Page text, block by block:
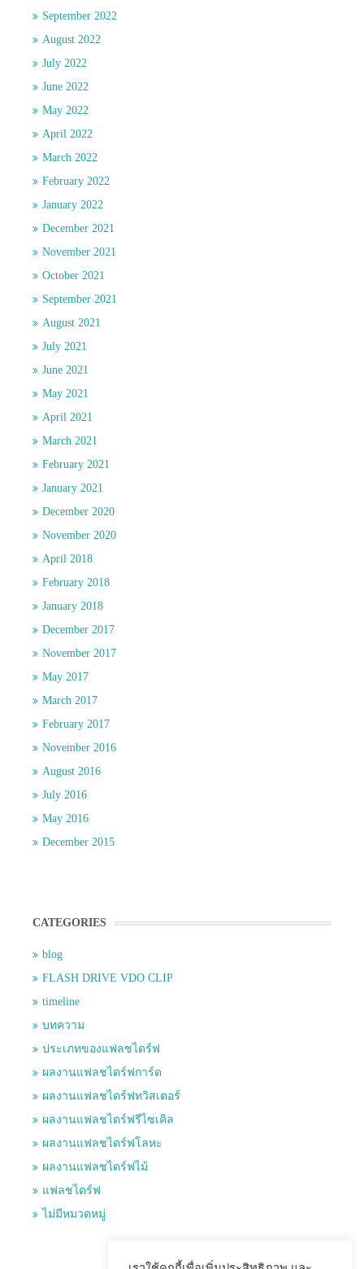
September 2022
August 2022
July 2022
June 2022
May 2022
April 2022
March 2022
February 2022
January 2022
December 2021
November 2021
October 2021
September 2021
August 2021
July 2021
June 2021
May 2021
April 2021
March 2021
February 2021
January 2021
December 2020
November 2020
April 2018
February 2018
January 2018
December 2017
November 2017
May 2017
March 2017
February 2017
November 2016
August 2016
July 2016
May 2016
December 2015
CATEGORIES
blog
FLASH DRIVE VDO CLIP
timeline
บทความ
ประเภทของแฟลชไดร์ฟ
ผลงานแฟลชไดร์ฟการ์ด
ผลงานแฟลชไดร์ฟทวิสเตอร์
ผลงานแฟลชไดร์ฟรีไซเคิล
ผลงานแฟลชไดร์ฟโลหะ
ผลงานแฟลชไดร์ฟไม้
แฟลชไดร์ฟ
ไม่มีหมวดหมู่